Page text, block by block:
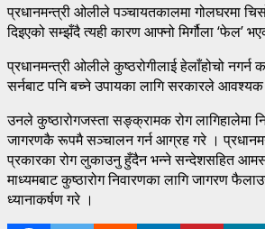
प्रधानमन्त्री ओलीले पञ्चायतकालमा गोलघरमा
दिइएको सम्झँदै त्यही कारण आफ्नो मिर्गौला ‘फेल’
प्रधानमन्त्री ओलीले कुष्ठरोगीलाई हेलाँहोचो नगर्न
सर्नबाट पनि बच्ने उपायका लागि सरकारले
उनले कुष्ठारोगजस्ता सङ्क्रामक रोग लागिहालेमा
जागरणकै रूपमै सञ्चालन गर्न आग्रह गरे ।
प्रकारका रोग लुकाउनु हुँदैन भन्ने सन्देशसहित
माध्यमबाट कुष्ठारोग निवारणका लागि जागरण
ध्यानाकर्षण गरे ।